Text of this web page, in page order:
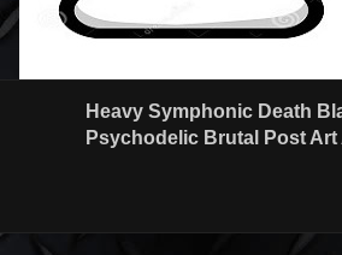
Heavy Symphonic Death
Psychodelic Brutal Post